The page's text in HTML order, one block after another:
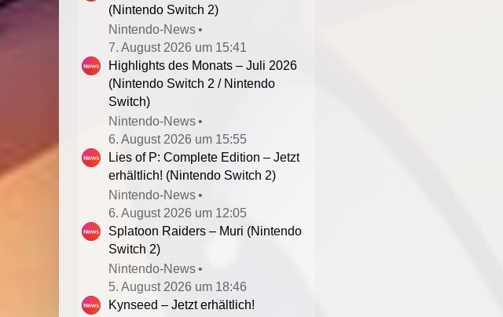
(Nintendo Switch 2)
Nintendo-News
7. August 2026 um 15:41
Highlights des Monats – Juli 2026
(Nintendo Switch 2 / Nintendo
Switch)
Nintendo-News
6. August 2026 um 15:55
Lies of P: Complete Edition – Jetzt
erhältlich! (Nintendo Switch 2)
Nintendo-News
6. August 2026 um 12:05
Splatoon Raiders – Muri (Nintendo
Switch 2)
Nintendo-News
5. August 2026 um 18:46
Kynseed – Jetzt erhältlich!